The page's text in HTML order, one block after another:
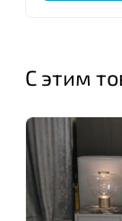
С этим